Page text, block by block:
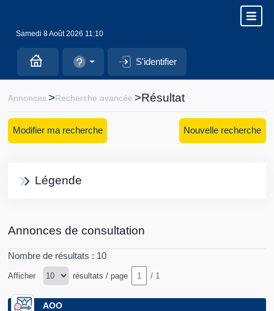
Samedi 8 Août 2026 11:10
S'identifier
Annonces >Recherche avancée >Résultat
Modifier ma recherche Nouvelle recherche
Légende
Annonces de consultation
Nombre de résultats : 10
Afficher résultats / page / 1
AOO